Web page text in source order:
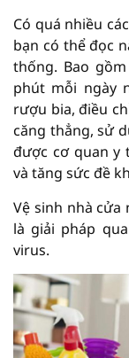
Có quá nhiều
bạn có thể đọc
thống. Bao
phút mỗi ngày
rượu bia, điều
căng thẳng, sử
được cơ quan y
và tăng sức đề
Vệ sinh nhà
là giải pháp
virus.